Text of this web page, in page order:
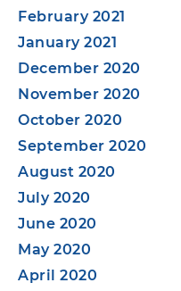
February 2021
January 2021
December 2020
November 2020
October 2020
September 2020
August 2020
July 2020
June 2020
May 2020
April 2020